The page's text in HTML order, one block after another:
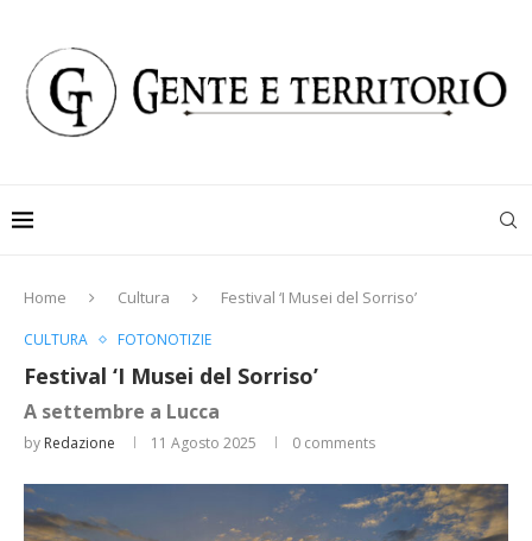
Home Cultura Festival ‘I Musei del Sorriso’
CULTURA FOTONOTIZIE
Festival ‘I Musei del Sorriso’
A settembre a Lucca
by Redazione 11 Agosto 2025 0 comments